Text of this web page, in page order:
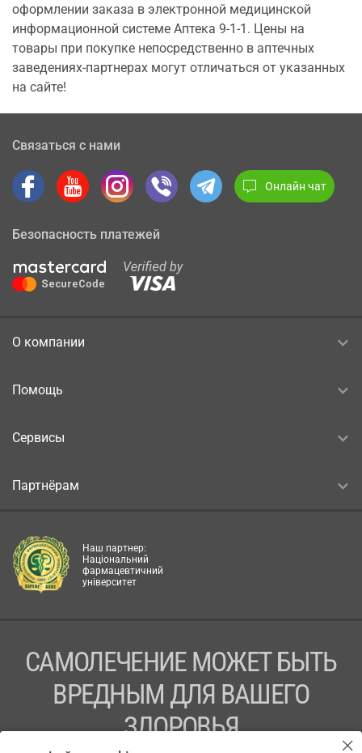
оформлении заказа в электронной медицинской
информационной системе Аптека 9-1-1. Цены на
товары при покупке непосредственно в аптечных
заведениях-партнерах могут отличаться от указанных
на сайте!
Связаться с нами
Онлайн чат
Безопасность платежей
О компании
Помощь
Сервисы
Партнёрам
Наш партнер:
Національний
фармацевтичний
університет
САМОЛЕЧЕНИЕ МОЖЕТ БЫТЬ
ВРЕДНЫМ ДЛЯ ВАШЕГО
ЗДОРОВЬЯ